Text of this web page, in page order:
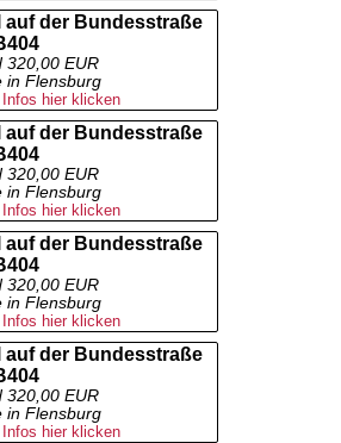
auf der Bundesstraße
320,00 EUR
in Flensburg
Infos hier klicken
auf der Bundesstraße
320,00 EUR
in Flensburg
Infos hier klicken
auf der Bundesstraße
320,00 EUR
in Flensburg
Infos hier klicken
auf der Bundesstraße
320,00 EUR
in Flensburg
Infos hier klicken